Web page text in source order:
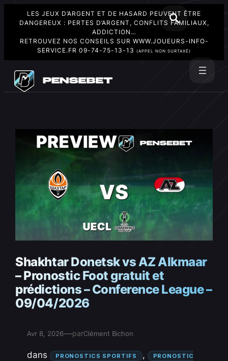
LES JEUX D’ARGENT ET DE HASARD PEUVENT ÊTRE
DANGEREUX : PERTES D’ARGENT, CONFLITS FAMILIAUX,
ADDICTION…
RETROUVEZ NOS CONSEILS SUR WWW.JOUEURS-INFO-
SERVICE.FR 09-74-75-13-13 (APPEL NON SURTAXÉ)
contenu
Shakhtar Donetsk vs AZ Alkmaar
– Pronostic Foot gratuit et
prédictions – Conference League –
09/04/2026
Avr 8, 2026—parClément Bichon
dans PRONOSTICS SPORTIFS ,
PRONOSTIC